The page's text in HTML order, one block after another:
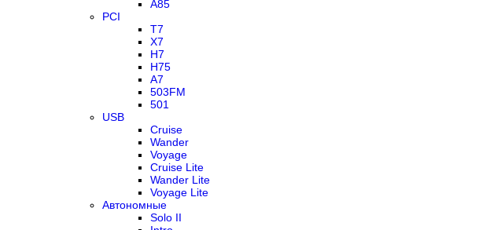
A85
PCI
T7
X7
H7
H75
A7
503FM
501
USB
Cruise
Wander
Voyage
Cruise Lite
Wander Lite
Voyage Lite
Автономные
Solo II